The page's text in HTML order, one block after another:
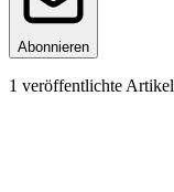
Abonnieren
1 veröffentlichte Artikel